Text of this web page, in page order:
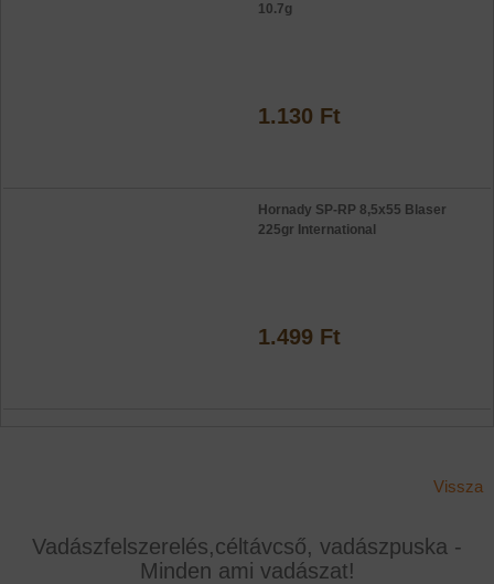
10.7g
1.130 Ft
Hornady SP-RP 8,5x55 Blaser
225gr International
1.499 Ft
Vissza
Vadászfelszerelés,céltávcső, vadászpuska -
Minden ami vadászat!